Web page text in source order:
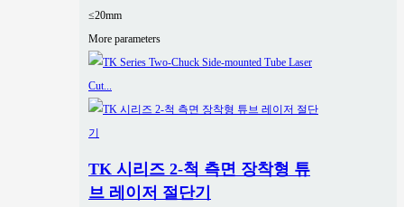
≤20mm
More parameters
TK 시리즈 2-척 측면 장착형 튜
브 레이저 절단기